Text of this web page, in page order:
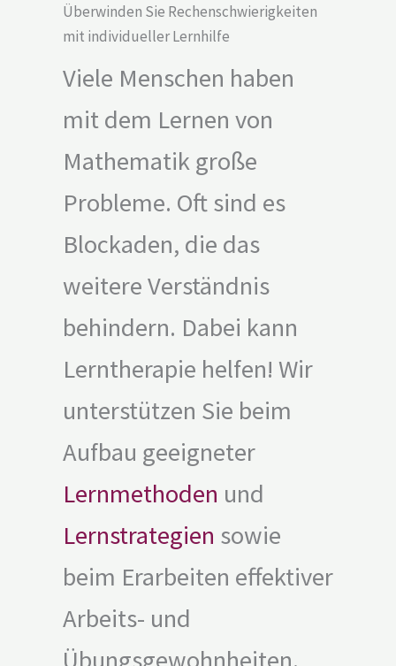
Überwinden Sie Rechenschwierigkeiten
mit individueller Lernhilfe
Viele Menschen haben
mit dem Lernen von
Mathematik große
Probleme. Oft sind es
Blockaden, die das
weitere Verständnis
behindern. Dabei kann
Lerntherapie helfen! Wir
unterstützen Sie beim
Aufbau geeigneter
Lernmethoden und
Lernstrategien sowie
beim Erarbeiten effektiver
Arbeits- und